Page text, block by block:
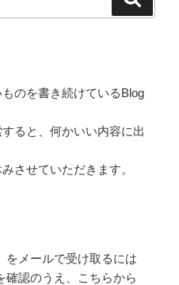
のを書き続けているBlog
ると、何かいい内容に出
させていただきます。
メールで受け取るには
確認のうえ、こちらから